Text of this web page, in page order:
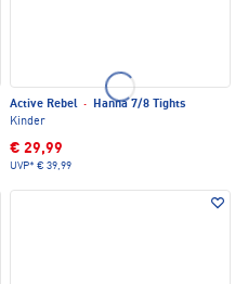
Active Rebel ·
Hanna 7/8 Tights
Kinder
€ 29,99
UVP* € 39,99